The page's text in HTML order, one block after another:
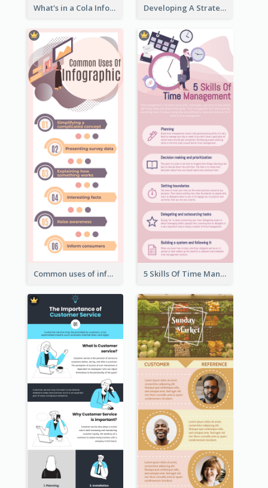
What's in a Cola Infographic Developing A Strategic Marketing Plan Infographic
Common uses of infographic 5 Skills Of Time Management